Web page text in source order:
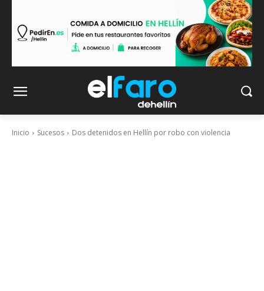
Inicio Sucesos Dos detenidos en Hellín por robo con violencia